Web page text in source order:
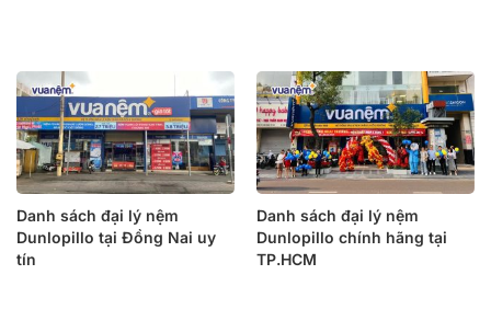
Danh sách đại lý nệm
Dunlopillo tại Đồng Nai uy
tín
Danh sách đại lý nệm
Dunlopillo chính hãng tại
TP.HCM